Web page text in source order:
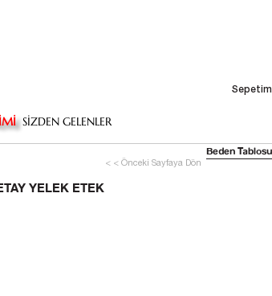
Sepetim
SİZDEN GELENLER
< < Önceki Sayfaya Dön
YELEK ETEK
Beden Tablosu